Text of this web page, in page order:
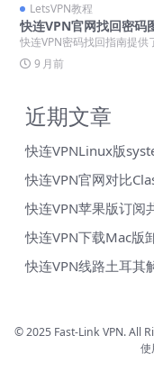
LetsVPN教程
快连VPN官网找回密码
骤
快连VPN密码找回指南提供
完整的账户恢复解决方案。
册邮箱或手机验证，...
9 月前
近期文章
快连VPNLinux版
快连VPN官网对比
快连VPN苹果版订阅
快连VPN下载Mac版
快连VPN线路土耳其
© 2025 Fast-Link VPN. All
使